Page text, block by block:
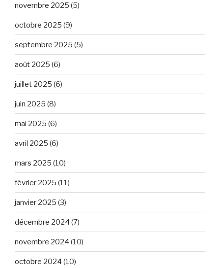
novembre 2025 (5)
octobre 2025 (9)
septembre 2025 (5)
août 2025 (6)
juillet 2025 (6)
juin 2025 (8)
mai 2025 (6)
avril 2025 (6)
mars 2025 (10)
février 2025 (11)
janvier 2025 (3)
décembre 2024 (7)
novembre 2024 (10)
octobre 2024 (10)